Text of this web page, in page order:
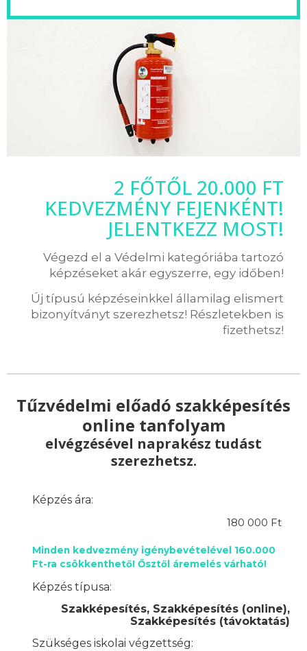
2 FŐTŐL 20.000 FT
KEDVEZMÉNY FEJENKÉNT!
JELENTKEZZ MOST!
Végezd el a Védelmi kategóriába tartozó
képzéseket akár egyszerre, egy időben!
Új típusú képzéseinkkel államilag elismert
bizonyítványt szerezhetsz! Részletekben is
fizethetsz!
Tűzvédelmi előadó szakképesítés
online tanfolyam
elvégzésével naprakész tudást
szerezhetsz.
Képzés ára:
180 000 Ft
Minden kedvezmény igénybevételével 160.000
Ft-ra csökkenthető! Ősztől áremelés várható!
Képzés típusa:
Szakképesítés, Szakképesítés (online),
Szakképesítés (távoktatás)
Szükséges iskolai végzettség: